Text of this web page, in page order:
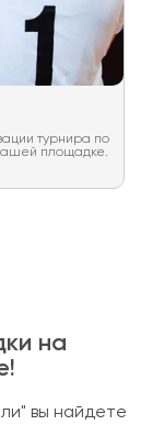
турнира по
площадке.
на
вы найдете